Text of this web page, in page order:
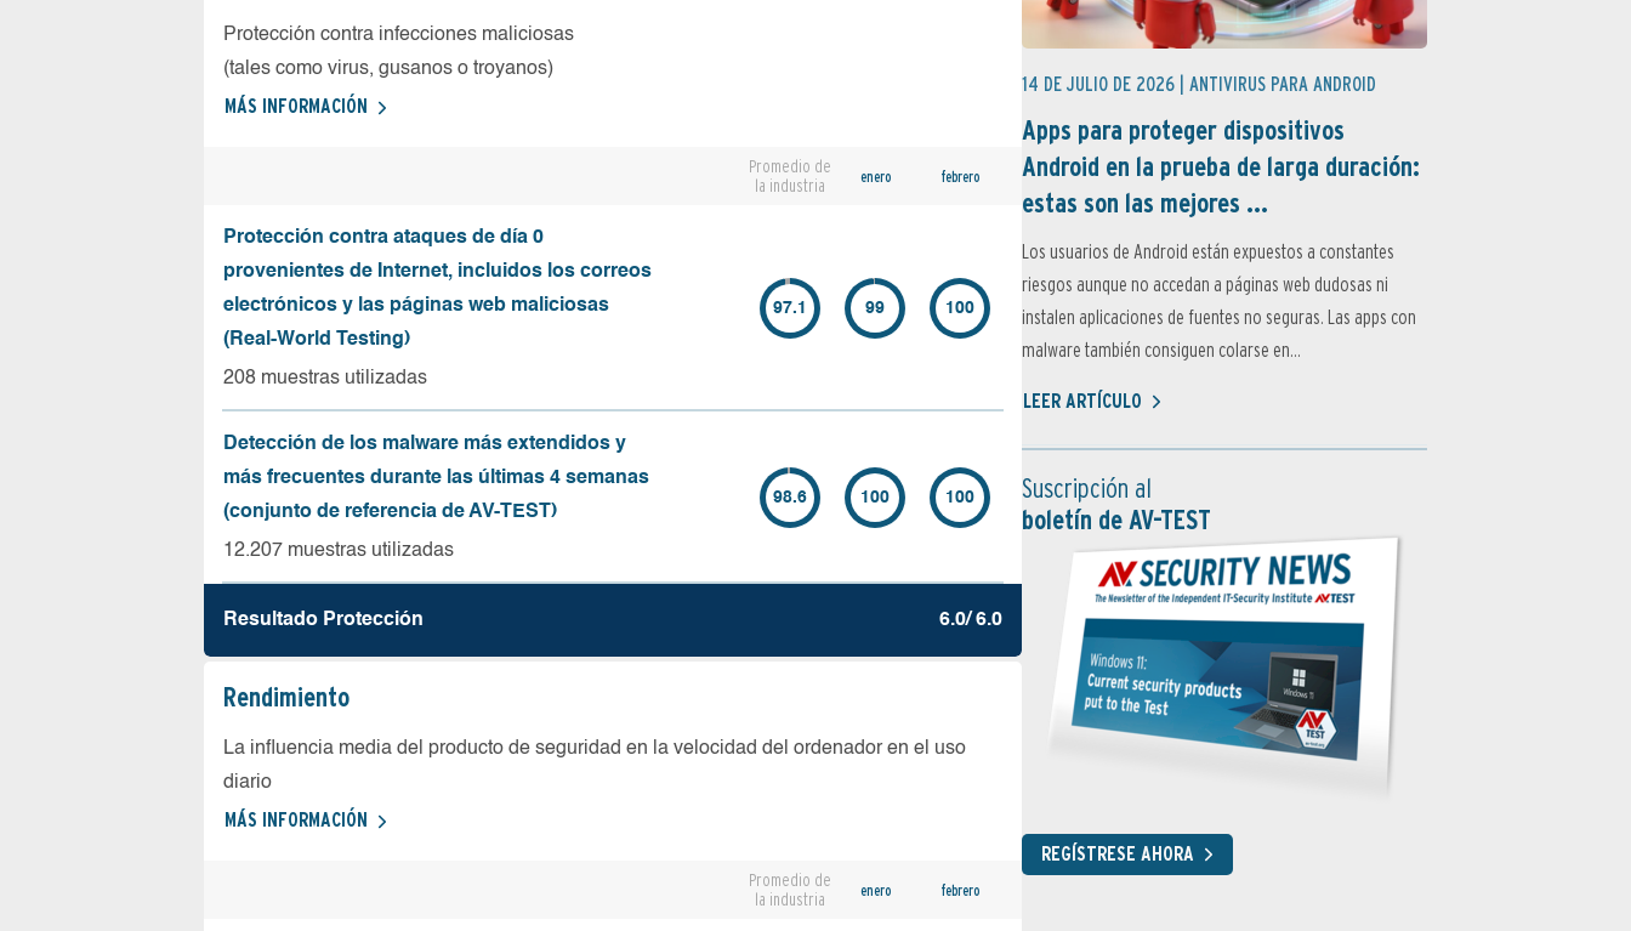
Protección contra infecciones maliciosas
(tales como virus, gusanos o troyanos)
MÁS INFORMACIÓN
Promedio de
la industria
enero febrero
Protección contra ataques de día 0
provenientes de Internet, incluidos los correos
electrónicos y las páginas web maliciosas
(Real-World Testing)
208 muestras utilizadas
97.1 99 100
Detección de los malware más extendidos y
más frecuentes durante las últimas 4 semanas
(conjunto de referencia de AV-TEST)
12.207 muestras utilizadas
98.6 100 100
Resultado Protección 6.0/ 6.0
Rendimiento
La influencia media del producto de seguridad en la velocidad del ordenador en el uso
diario
MÁS INFORMACIÓN
Promedio de
la industria
enero febrero
14 DE JULIO DE 2026 | ANTIVIRUS PARA ANDROID
Apps para proteger dispositivos
Android en la prueba de larga duración:
estas son las mejores ...
Los usuarios de Android están expuestos a constantes
riesgos aunque no accedan a páginas web dudosas ni
instalen aplicaciones de fuentes no seguras. Las apps con
malware también consiguen colarse en...
LEER ARTÍCULO
Suscripción al
boletín de AV-TEST
REGÍSTRESE AHORA